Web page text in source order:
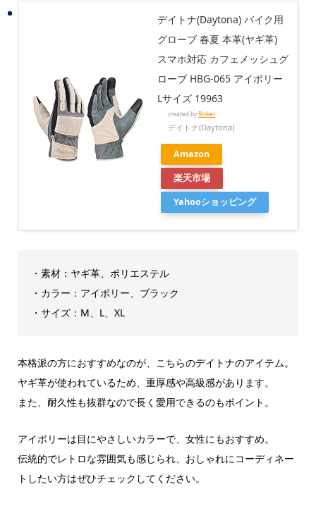
デイトナ(Daytona) バイク用
グローブ 春夏 本革(ヤギ革)
スマホ対応 カフェメッシュグ
ローブ HBG-065 アイボリー
Lサイズ 19963
created byRinker
デイトナ(Daytona)
Amazon
楽天市場
Yahooショッピング
・素材：ヤギ革、ポリエステル
・カラー：アイボリー、ブラック
・サイズ：M、L、XL
本格派の方におすすめなのが、こちらのデイトナのアイテム。
ヤギ革が使われているため、重厚感や高級感があります。
また、耐久性も抜群なので長く愛用できるのもポイント。
アイボリーは目にやさしいカラーで、女性にもおすすめ。
伝統的でレトロな雰囲気も感じられ、おしゃれにコーディネー
トしたい方はぜひチェックしてください。